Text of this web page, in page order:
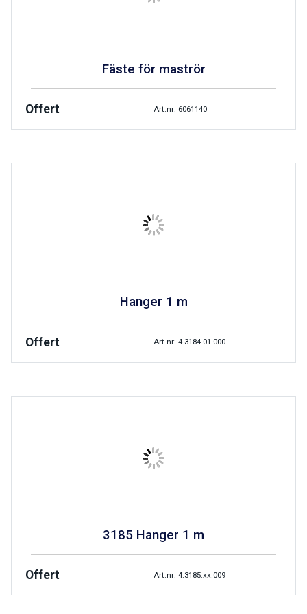
Fäste för maströr
Offert Art.nr: 6061140
Hanger 1 m
Offert Art.nr: 4.3184.01.000
3185 Hanger 1 m
Offert Art.nr: 4.3185.xx.009